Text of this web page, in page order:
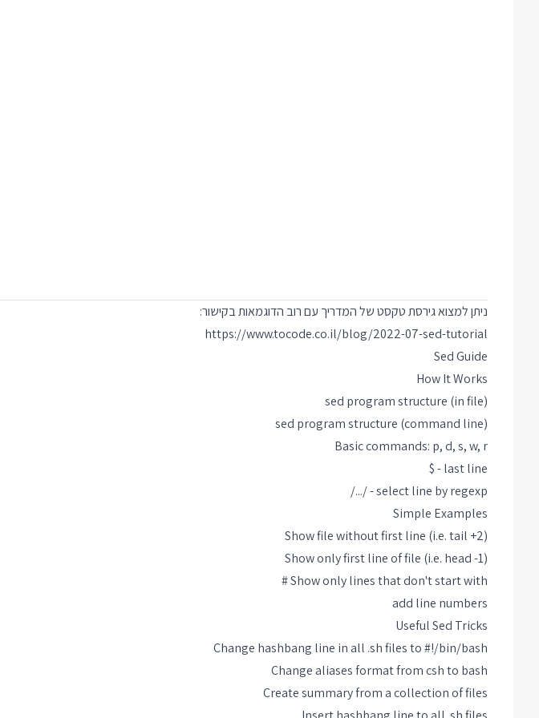
ניתן למצוא גירסת טקסט של המדריך עם רוב הדוגמאות בקישור:
https://www.tocode.co.il/blog/2022-07-sed-tutorial
Sed Guide
How It Works
sed program structure (in file)
sed program structure (command line)
Basic commands: p, d, s, w, r
last line - $
select line by regexp - /.../
Simple Examples
Show file without first line (i.e. tail +2)
Show only first line of file (i.e. head -1)
Show only lines that don't start with #
add line numbers
Useful Sed Tricks
Change hashbang line in all .sh files to #!/bin/bash
Change aliases format from csh to bash
Create summary from a collection of files